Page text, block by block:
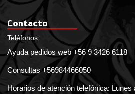
Contacto
Teléfonos
Ayuda pedidos web +56 9 3426 6118
Consultas +56984466050
Horarios de atención telefónica: Lunes